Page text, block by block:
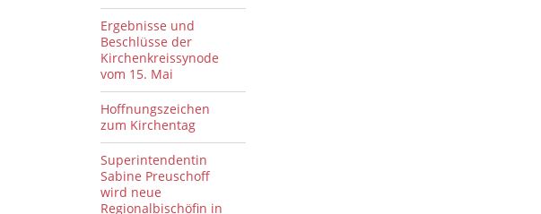
Ergebnisse und
Beschlüsse der
Kirchenkreissynode
vom 15. Mai
Hoffnungszeichen
zum Kirchentag
Superintendentin
Sabine Preuschoff
wird neue
Regionalbischöfin in